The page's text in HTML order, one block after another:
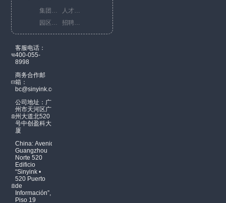
集团新闻
园区新闻
人才理念
招聘信息
客服电话：
400-055-
8998
商务合作邮
箱：
bc@sinyink.com
公司地址：广
州市天河区广
州大道北520
号中创盈科大
厦
China: Avenida
Guangzhou
Norte 520
Edificio
“Sinyink •
520 Puerto
de
Información”,
Piso 19